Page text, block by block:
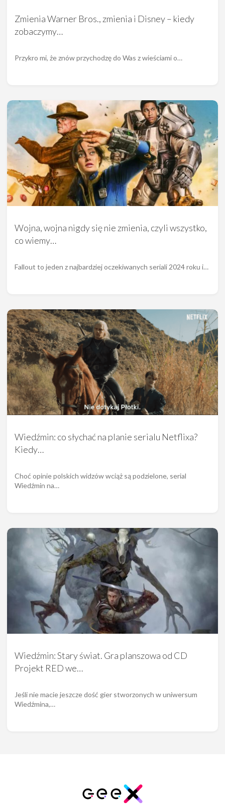
Zmienia Warner Bros., zmienia i Disney – kiedy
zobaczymy…
Przykro mi, że znów przychodzę do Was z wieściami o…
Wojna, wojna nigdy się nie zmienia, czyli wszystko,
co wiemy…
Fallout to jeden z najbardziej oczekiwanych seriali 2024 roku i…
Wiedźmin: co słychać na planie serialu Netflixa?
Kiedy…
Choć opinie polskich widzów wciąż są podzielone, serial
Wiedźmin na…
Wiedźmin: Stary świat. Gra planszowa od CD
Projekt RED we…
Jeśli nie macie jeszcze dość gier stworzonych w uniwersum
Wiedźmina,…